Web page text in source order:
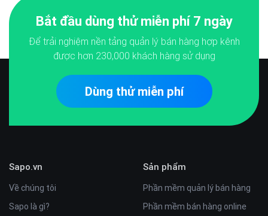
Bắt đầu dùng thử miễn phí 7 ngày
Để trải nghiệm nền tảng quản lý bán hàng hợp kênh
được hơn 230,000 khách hàng sử dụng
Dùng thử miễn phí
Sapo.vn
Về chúng tôi
Sapo là gì?
Sản phẩm
Phần mềm quản lý bán hàng
Phần mềm bán hàng online